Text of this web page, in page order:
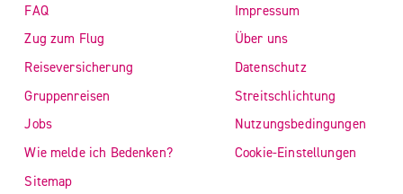
FAQ
Zug zum Flug
Reiseversicherung
Gruppenreisen
Jobs
Wie melde ich Bedenken?
Sitemap
Impressum
Über uns
Datenschutz
Streitschlichtung
Nutzungsbedingungen
Cookie-Einstellungen